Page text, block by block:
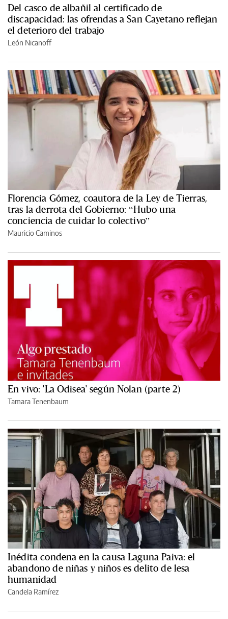
Del casco de albañil al certificado de
discapacidad: las ofrendas a San Cayetano reflejan
el deterioro del trabajo
León Nicanoff
Florencia Gómez, coautora de la Ley de Tierras,
tras la derrota del Gobierno: “Hubo una
conciencia de cuidar lo colectivo”
Mauricio Caminos
En vivo: 'La Odisea' según Nolan (parte 2)
Tamara Tenenbaum
Inédita condena en la causa Laguna Paiva: el
abandono de niñas y niños es delito de lesa
humanidad
Candela Ramírez